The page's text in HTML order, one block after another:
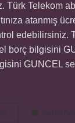
Türk Telekom
atanmış
edebilirsiniz.
borç bilgisini
GUNCEL